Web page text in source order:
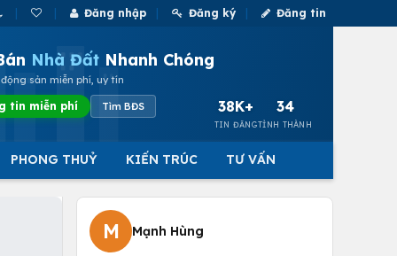
Đăng nhập Đăng ký Đăng tin
Nhà Đất Nhanh Chóng
sản miễn phí, uy tín
tin miễn phí Tìm BĐS 38K+
TIN ĐĂNG
34
TỈNH THÀNH
PHONG THUỶ KIẾN TRÚC TƯ VẤN
M Mạnh Hùng